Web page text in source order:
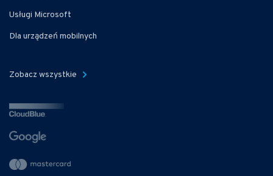
Usługi Microsoft
Dla urządzeń mobilnych
Zobacz wszystkie